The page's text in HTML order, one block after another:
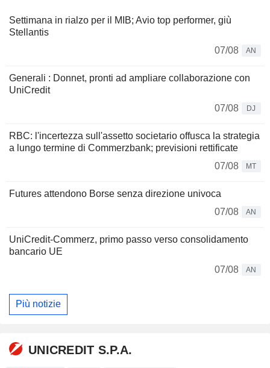
Settimana in rialzo per il MIB; Avio top performer, giù
Stellantis
07/08
AN
Generali : Donnet, pronti ad ampliare collaborazione con
UniCredit
07/08
DJ
RBC: l'incertezza sull'assetto societario offusca la strategia
a lungo termine di Commerzbank; previsioni rettificate
07/08
MT
Futures attendono Borse senza direzione univoca
07/08
AN
UniCredit-Commerz, primo passo verso consolidamento
bancario UE
07/08
AN
Più notizie
UNICREDIT S.P.A.